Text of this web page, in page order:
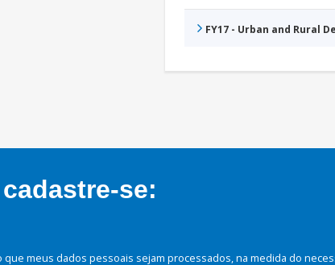
FY17 - Urban and Rural
se:
meus dados pessoais sejam processados, na medida do